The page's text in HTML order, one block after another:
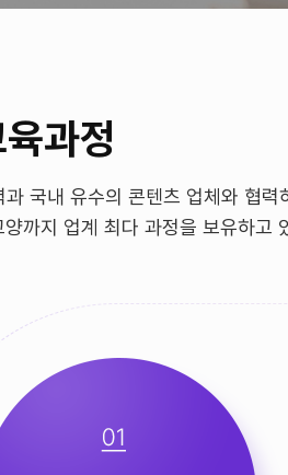
과정
국내 유수의 콘텐츠 업체와 협
양까지 업계 최다 과정을 보유하